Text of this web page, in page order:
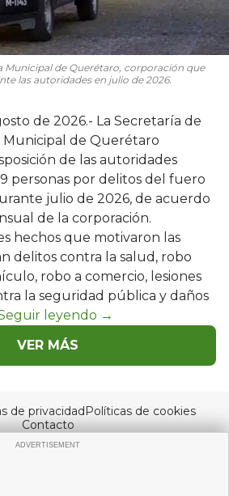
Municipal de Querétaro, corporación que
las autoridades en julio de 2026.
de 2026.- La Secretaría de
de Querétaro
de las autoridades
personas por delitos del fuero
julio de 2026, de acuerdo
de la corporación.
hechos que motivaron las
delitos contra la salud, robo
robo a comercio, lesiones
la seguridad pública y daños
VER MÁS
de privacidadPolíticas de cookies
Contacto